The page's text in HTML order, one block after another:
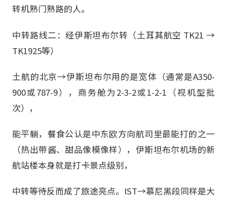
转机熟门熟路的人。
中转路线二：经伊斯坦布尔转（土耳其航空 TK21 →
TK1925等）
土航的北京→伊斯坦布尔用的是宽体（通常是A350-
900或787-9），商务舱为2-3-2或1-2-1（视机型批
次），
能平躺，餐食公认是中东欧方向航司里最能打的之一
（热出带酱、甜品像模像样），伊斯坦布尔机场的新
航站楼本身就是打卡景点级别，
中转等待反而成了旅途亮点。IST→慕尼黑段同样是大